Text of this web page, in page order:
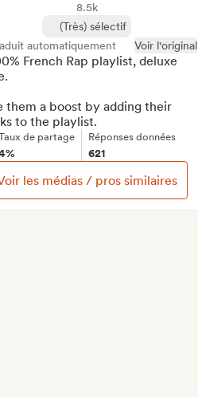
8.5k
(Très) sélectif
automatiquement
Voir l'original
French Rap playlist, deluxe
them a boost by adding their
to the playlist.
de partage Réponses données
621
les médias / pros similaires